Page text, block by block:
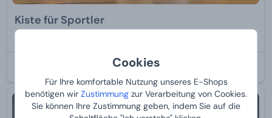
Cookies
Für Ihre komfortable Nutzung unseres E-Shops
benötigen wir Zustimmung zur Verarbeitung von Cookies.
Sie können Ihre Zustimmung geben, indem Sie auf die
Kiste für Sportler
12.8.2026
-20 %